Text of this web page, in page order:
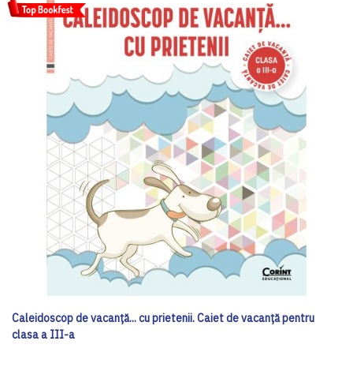
Caleidoscop de vacanță... cu prietenii. Caiet de vacanţă pentru
clasa a III-a